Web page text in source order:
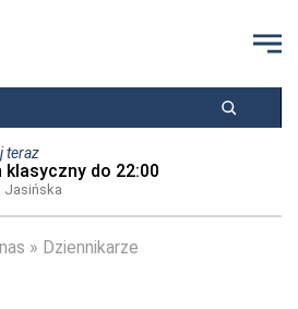
teraz
klasyczny do 22:00
Jasińska
Dziennikarze